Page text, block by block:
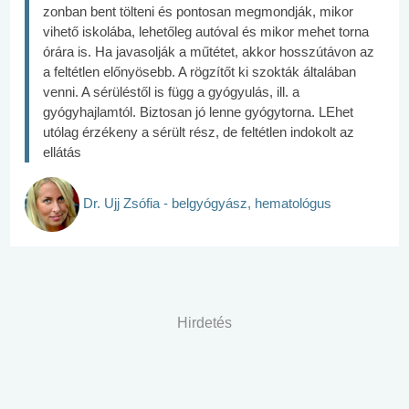
zonban bent tölteni és pontosan megmondják, mikor
vihető iskolába, lehetőleg autóval és mikor mehet torna
órára is. Ha javasolják a műtétet, akkor hosszútávon az
a feltétlen előnyösebb. A rögzítőt ki szokták általában
venni. A sérüléstől is függ a gyógyulás, ill. a
gyógyhajlamtól. Biztosan jó lenne gyógytorna. LEhet
utólag érzékeny a sérült rész, de feltétlen indokolt az
ellátás
Dr. Ujj Zsófia - belgyógyász, hematológus
Hirdetés